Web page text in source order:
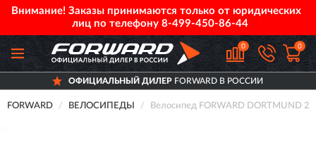
Внимание! Заказы принимаются только от юридических
лиц по телефону 8-499-450-86-44
0 0
ОФИЦИАЛЬНЫЙ ДИЛЕРFORWARD В РОССИИ
FORWARD ВЕЛОСИПЕДЫ Велосипед FORWARD DORTMUND